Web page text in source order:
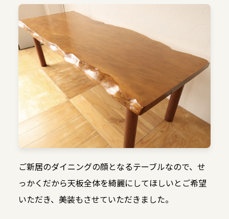
ご新居のダイニングの顔となるテーブルなので、せ
っかくだから天板全体を綺麗にしてほしいとご希望
いただき、美装もさせていただきました。